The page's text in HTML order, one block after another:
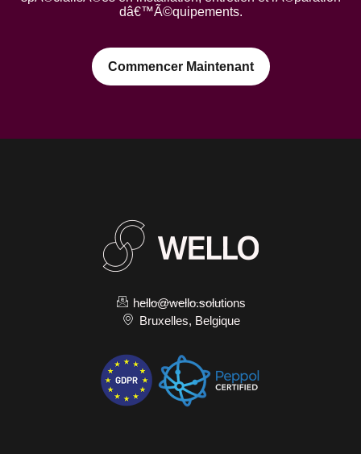
dâ€™Ã©quipements.
Commencer Maintenant
hello@wello.solutions
Bruxelles, Belgique